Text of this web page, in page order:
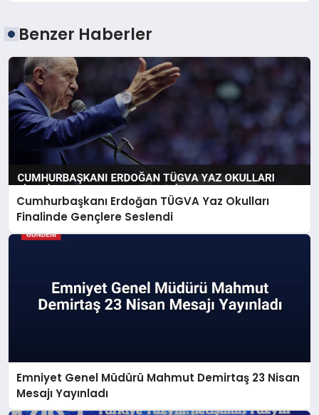
Benzer Haberler
Cumhurbaşkanı Erdoğan TÜGVA Yaz Okulları
Finalinde Gençlere Seslendi
Emniyet Genel Müdürü Mahmut Demirtaş 23 Nisan
Mesajı Yayınladı